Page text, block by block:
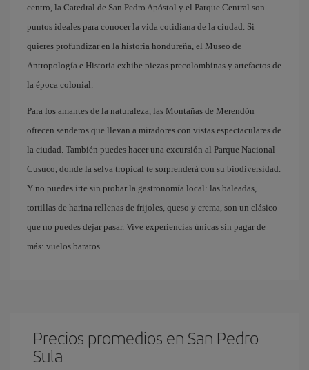
centro, la Catedral de San Pedro Apóstol y el Parque Central son
puntos ideales para conocer la vida cotidiana de la ciudad. Si
quieres profundizar en la historia hondureña, el Museo de
Antropología e Historia exhibe piezas precolombinas y artefactos de
la época colonial.
Para los amantes de la naturaleza, las Montañas de Merendón
ofrecen senderos que llevan a miradores con vistas espectaculares de
la ciudad. También puedes hacer una excursión al Parque Nacional
Cusuco, donde la selva tropical te sorprenderá con su biodiversidad.
Y no puedes irte sin probar la gastronomía local: las baleadas,
tortillas de harina rellenas de frijoles, queso y crema, son un clásico
que no puedes dejar pasar. Vive experiencias únicas sin pagar de
más: vuelos baratos.
Precios promedios en San Pedro
Sula